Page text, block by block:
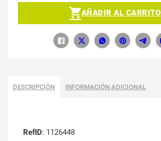
AÑADIR AL CARRITO
DESCRIPCIÓN INFORMACIÓN ADICIONAL
RefID: 1126448